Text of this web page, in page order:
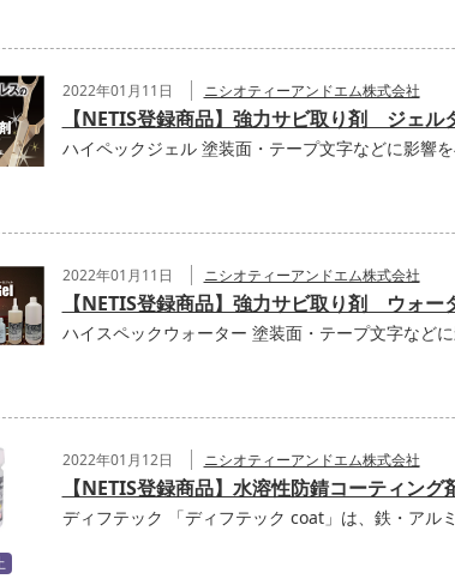
2022年01月11日 ニシオティーアンドエム株式会社
【NETIS登録商品】強力サビ取り剤 ジェル
ハイペックジェル 塗装面・テープ文字などに影響
2022年01月11日 ニシオティーアンドエム株式会社
【NETIS登録商品】強力サビ取り剤 ウォー
ハイスペックウォーター 塗装面・テープ文字など
2022年01月12日 ニシオティーアンドエム株式会社
【NETIS登録商品】水溶性防錆コーティング
ディフテック 「ディフテック coat」は、鉄・アル